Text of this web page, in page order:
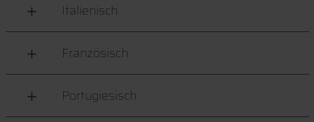
Italienisch
Französisch
Portugiesisch